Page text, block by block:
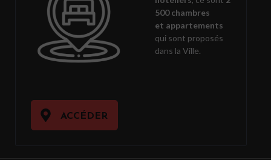
500 chambres
et appartements
qui sont proposés
dans la Ville.
ACCÉDER